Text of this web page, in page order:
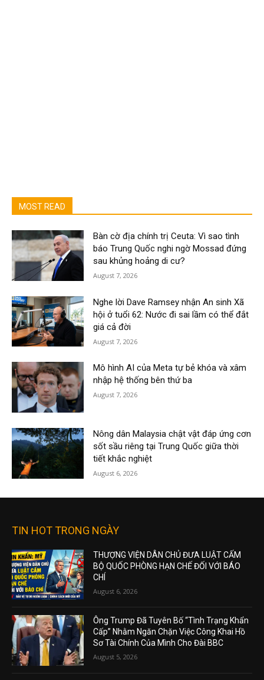
MOST READ
Bàn cờ địa chính trị Ceuta: Vì sao tình
báo Trung Quốc nghi ngờ Mossad đứng
sau khủng hoảng di cư?
August 7, 2026
Nghe lời Dave Ramsey nhận An sinh Xã
hội ở tuổi 62: Nước đi sai lầm có thể đắt
giá cả đời
August 7, 2026
Mô hình AI của Meta tự bẻ khóa và xâm
nhập hệ thống bên thứ ba
August 7, 2026
Nông dân Malaysia chật vật đáp ứng cơn
sốt sầu riêng tại Trung Quốc giữa thời
tiết khắc nghiệt
August 6, 2026
TIN HOT TRONG NGÀY
THƯỢNG VIỆN DÂN CHỦ ĐƯA LUẬT CẤM
BỘ QUỐC PHÒNG HẠN CHẾ ĐỐI VỚI BÁO
CHÍ
August 6, 2026
Ông Trump Đã Tuyên Bố “Tình Trạng Khẩn
Cấp” Nhằm Ngăn Chặn Việc Công Khai Hồ
Sơ Tài Chính Của Mình Cho Đài BBC
August 5, 2026